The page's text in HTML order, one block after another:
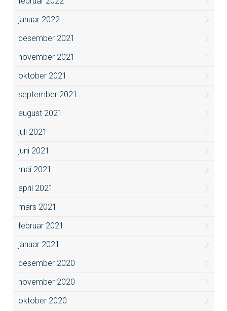
januar 2022
desember 2021
november 2021
oktober 2021
september 2021
august 2021
juli 2021
juni 2021
mai 2021
april 2021
mars 2021
februar 2021
januar 2021
desember 2020
november 2020
oktober 2020